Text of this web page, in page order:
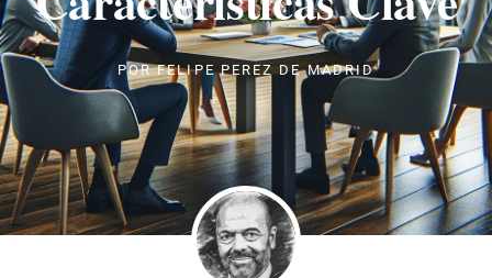
PORFELIPE PEREZ DE MADRID